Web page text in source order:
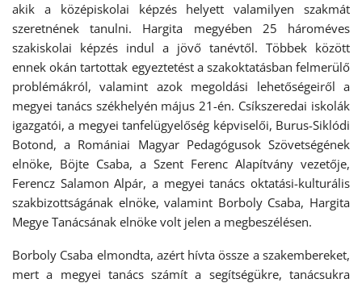
akik a középiskolai képzés helyett valamilyen szakmát
szeretnének tanulni. Hargita megyében 25 hároméves
szakiskolai képzés indul a jövő tanévtől. Többek között
ennek okán tartottak egyeztetést a szakoktatásban felmerülő
problémákról, valamint azok megoldási lehetőségeiről a
megyei tanács székhelyén május 21-én. Csíkszeredai iskolák
igazgatói, a megyei tanfelügyelőség képviselői, Burus-Siklódi
Botond, a Romániai Magyar Pedagógusok Szövetségének
elnöke, Böjte Csaba, a Szent Ferenc Alapítvány vezetője,
Ferencz Salamon Alpár, a megyei tanács oktatási-kulturális
szakbizottságának elnöke, valamint Borboly Csaba, Hargita
Megye Tanácsának elnöke volt jelen a megbeszélésen.
Borboly Csaba elmondta, azért hívta össze a szakembereket,
mert a megyei tanács számít a segítségükre, tanácsukra